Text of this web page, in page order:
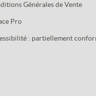
Générales de Vente
Pro
: partiellement